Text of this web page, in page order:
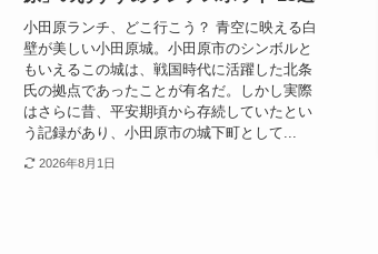
小田原ランチ、どこ行こう？ 青空に映える白
壁が美しい小田原城。小田原市のシンボルと
もいえるこの城は、戦国時代に活躍した北条
氏の拠点であったことが有名だ。しかし実際
はさらに昔、平安期頃から存続していたとい
う記録があり、小田原市の城下町として...
2026年8月1日